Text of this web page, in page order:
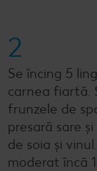
2
Se încing 5
carnea fiartă.
frunzele de
presară sare
de soia și
moderat încă